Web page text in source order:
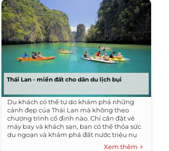
Thái Lan - miền đất cho dân du lịch bụi
Du khách có thể tự do khám phá những
cảnh đẹp của Thái Lan mà không theo
chương trình cố định nào. Chỉ cần đặt vé
máy bay và khách sạn, bạn có thể thỏa sức
du ngoạn và khám phá đất nước triệu nụ
Xem thêm